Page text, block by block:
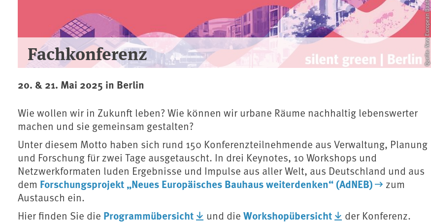
Quelle: New European Bauhaus
Fachkonferenz
20. & 21. Mai 2025 in Berlin
Wie wollen wir in Zukunft leben? Wie können wir urbane Räume nachhaltig lebenswerter
machen und sie gemeinsam gestalten?
Unter diesem Motto haben sich rund 150 Konferenzteilnehmende aus Verwaltung, Planung
und Forschung für zwei Tage ausgetauscht. In drei Keynotes, 10 Workshops und
Netzwerkformaten luden Ergebnisse und Impulse aus aller Welt, aus Deutschland und aus
dem Forschungsprojekt „Neues Europäisches Bauhaus weiterdenken“ (AdNEB)
zum
Austausch ein.
Hier finden Sie die Programmübersicht und die Workshopübersicht
der Konferenz.